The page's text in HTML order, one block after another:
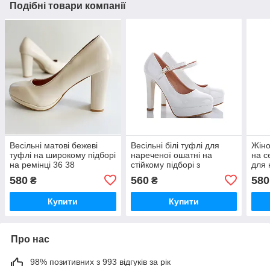
Подібні товари компанії
Весільні матові бежеві
туфлі на широкому підборі
на ремінці 36 38
580 ₴
Купити
Весільні білі туфлі для
нареченої ошатні на
стійкому підборі з
560₴
Купити
на
для
580
Про нас
98% позитивних з 993 відгуків за рік